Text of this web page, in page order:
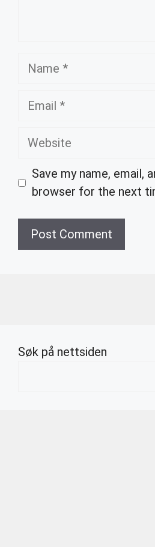
Name
Email
Website
Save my name, email,
browser for the next
Søk på nettsiden